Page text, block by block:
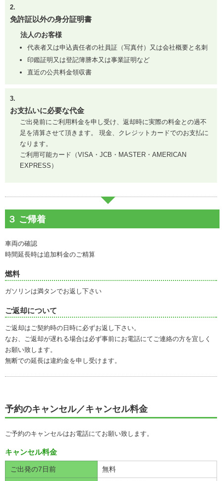
免許証以外の身分証明書
法人のお客様
代表者又は申込責任者の社員証（写真付）又は会社概要と名刺
印鑑証明又は登記簿謄本又は事業証明など
直近の公共料金領収書
お支払いに必要な代金
ご出発前にご利用料金を申し受け、返却時に実際の料金との過不
足を清算させて頂きます。 現金、クレジットカードでのお支払に
なります。
ご利用可能カード（VISA・JCB・MASTER・AMERICAN
EXPRESS）
車両の確認
時間延長時は追加料金のご精算
燃料
ガソリンは満タンでお返し下さい
ご返却について
ご返却はご契約時の日時に必ずお返し下さい。
なお、ご返却が遅れる場合は必ず事前にお電話にてご連絡の方を宜しく
お願い致します。
無断での延長は違約金を申し受けます。
予約のキャンセル／キャンセル料金
ご予約のキャンセルはお電話にてお願い致します。
キャンセル料金
ご出発の7日前 無料